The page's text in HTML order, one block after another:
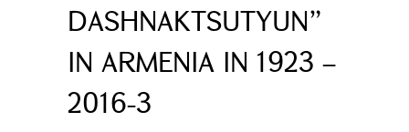
DASHNAKTSUTYUN”
IN ARMENIA IN 1923 –
2016-3